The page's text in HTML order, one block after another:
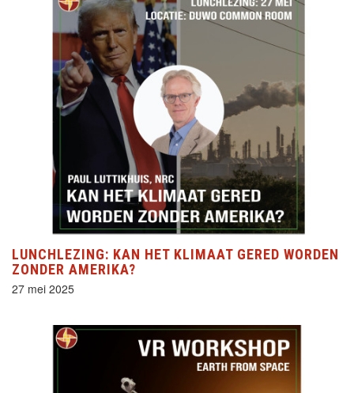
LUNCHLEZING: KAN HET KLIMAAT GERED WORDEN
ZONDER AMERIKA?
27 mei 2025